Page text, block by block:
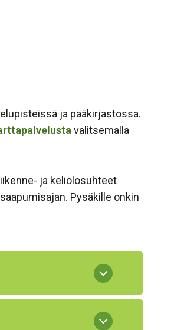
ja pääkirjastossa.
valitsemalla
ja keliolosuhteet
Pysäkille onkin